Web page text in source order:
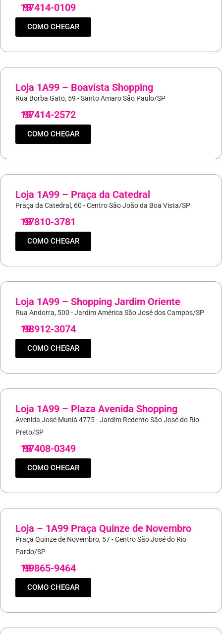
19
97414-0109
COMO CHEGAR
Loja 1A99 – Boavista Shopping
Rua Borba Gato, 59 - Santo Amaro São Paulo/SP
19
97414-2572
COMO CHEGAR
Loja 1A99 – Praça da Catedral
Praça da Catedral, 60 - Centro São João da Boa Vista/SP
19
97810-3781
COMO CHEGAR
Loja 1A99 – Shopping Jardim Oriente
Rua Andorra, 500 - Jardim América São José dos Campos/SP
19
98912-3074
COMO CHEGAR
Loja 1A99 – Plaza Avenida Shopping
Avenida José Muniá 4775 - Jardim Redento São José do Rio
Preto/SP
19
97408-0349
COMO CHEGAR
Loja – 1A99 Praça Quinze de Novembro
Praça Quinze de Novembro, 57 - Centro São José do Rio
Pardo/SP
19
99865-9464
COMO CHEGAR